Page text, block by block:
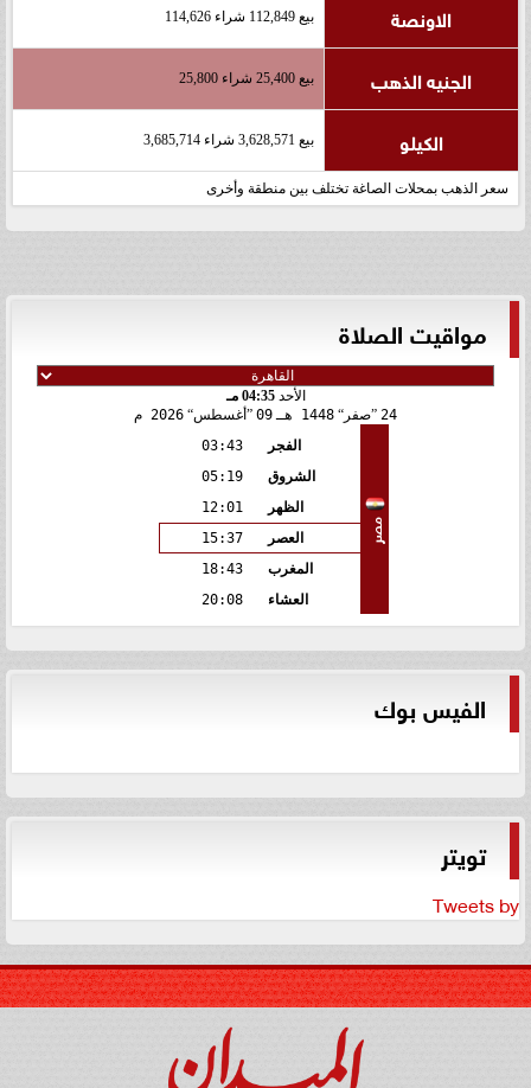
الاونصة بيع 112,849 شراء 114,626
الجنيه الذهب بيع 25,400 شراء 25,800
الكيلو بيع 3,628,571 شراء 3,685,714
سعر الذهب بمحلات الصاغة تختلف بين منطقة وأخرى
مواقيت الصلاة
الأحد04:35 مـ
24 صفر 1448 هـ 09 أغسطس 2026 م
مصر
الفجر
03:43
الشروق
05:19
الظهر
12:01
العصر
15:37
المغرب
18:43
العشاء
20:08
الفيس بوك
تويتر
Tweets by